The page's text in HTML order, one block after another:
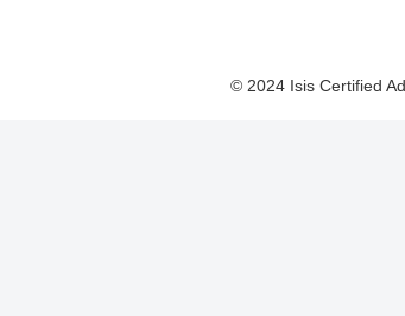
© 2024 Isis Certified